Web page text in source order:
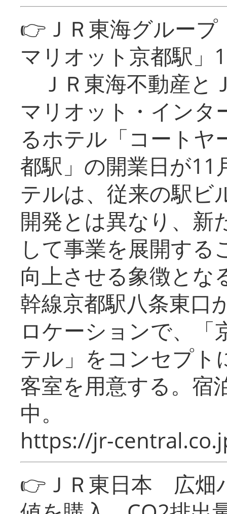
👉ＪＲ東海グルー
マリオット京都駅」
ＪＲ東海不動産と
マリオット・インタ
るホテル「コートヤ
都駅」の開業日が11
テルは、従来の駅ビ
開発とは異なり、新
して事業を展開する
向上させる象徴とな
幹線京都駅八条東口
ロケーションで、「
テル」をコンセプト
客室を用意する。宿
中。
https://jr-
👉ＪＲ東日本 広畑